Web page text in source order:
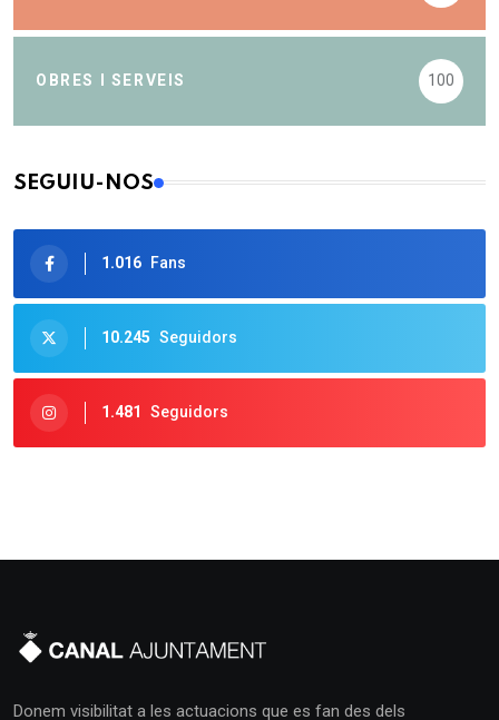
OBRES I SERVEIS 100
SEGUIU-NOS
1.016 Fans
10.245 Seguidors
1.481 Seguidors
Donem visibilitat a les actuacions que es fan des dels